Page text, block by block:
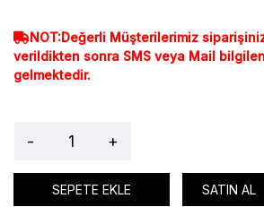
NOT:Değerli Müşterilerimiz
verildikten sonra SMS veya Mail
gelmektedir.
- +
SEPETE EKLE SATIN AL